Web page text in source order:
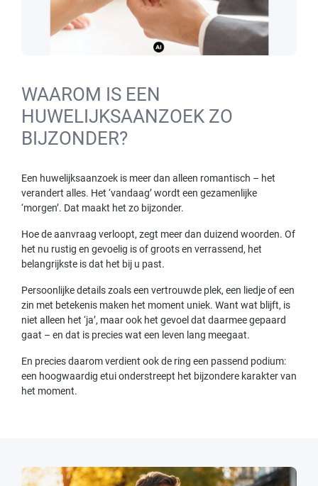
WAAROM IS EEN
HUWELIJKSAANZOEK ZO
BIJZONDER?
Een huwelijksaanzoek is meer dan alleen romantisch – het
verandert alles. Het ‘vandaag’ wordt een gezamenlijke
‘morgen’. Dat maakt het zo bijzonder.
Hoe de aanvraag verloopt, zegt meer dan duizend woorden. Of
het nu rustig en gevoelig is of groots en verrassend, het
belangrijkste is dat het bij u past.
Persoonlijke details zoals een vertrouwde plek, een liedje of een
zin met betekenis maken het moment uniek. Want wat blijft, is
niet alleen het ‘ja’, maar ook het gevoel dat daarmee gepaard
gaat – en dat is precies wat een leven lang meegaat.
En precies daarom verdient ook de ring een passend podium:
een hoogwaardig etui onderstreept het bijzondere karakter van
het moment.